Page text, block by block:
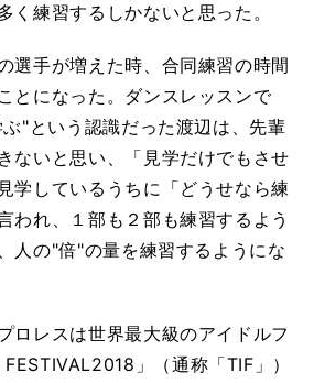
く練習するしかないと思った。
選手が増えた時、合同練習の時間
とになった。ダンスレッスンで
"という認識だった渡辺は、先輩
ないと思い、「見学だけでもさせ
学しているうちに「どうせなら練
われ、１部も２部も練習するよう
人の"倍"の量を練習するようにな
ロレスは世界最大級のアイドルフ
」（通称「TIF」）